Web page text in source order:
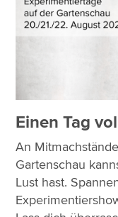
Einen Tag
An
Gartenschau
Lust hast.